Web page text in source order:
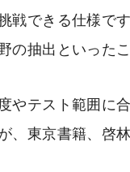
戦できる仕様で
の抽出といった
やテスト範囲に
、東京書籍、啓